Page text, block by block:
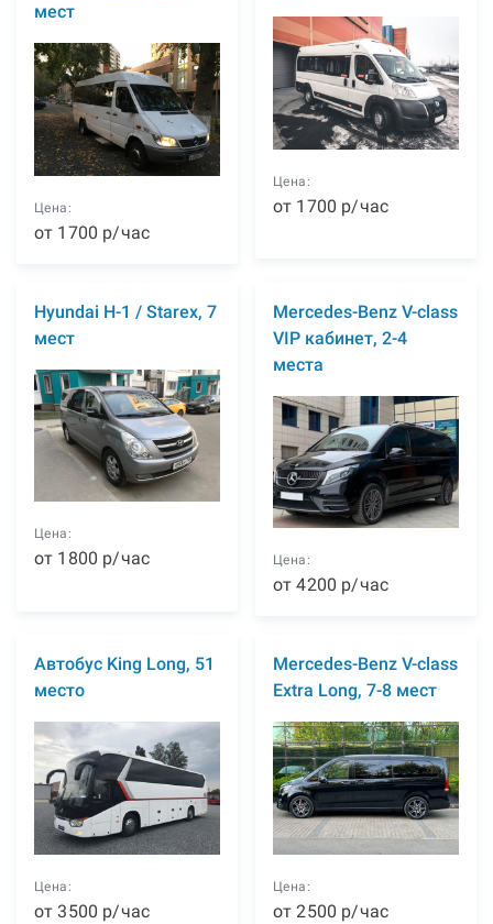
мест
Цена:
от 1700 р/час
Цена:
от 1700 р/час
Hyundai H-1 / Starex, 7
мест
Цена:
от 1800 р/час
Mercedes-Benz V-class
VIP кабинет, 2-4
места
Цена:
от4200 р/час
Автобус King Long, 51
место
Цена:
от3500 р/час
Mercedes-Benz V-class
Extra Long, 7-8 мест
Цена:
от2500 р/час